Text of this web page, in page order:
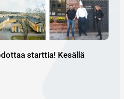
starttia! Kesällä